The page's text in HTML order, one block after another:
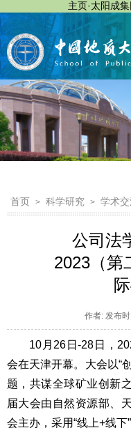
主页·太阳成
首页 > 科学研究 > 学术
公司法
2023（第
作者: 发布
10月26日-28日，
会在天津开幕。大会以“
题，共谋全球矿业创新
届大会由自然资源部、
会主办，采用“线上+线下